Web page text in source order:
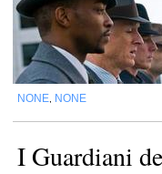
NONE NONE
I Guardiani